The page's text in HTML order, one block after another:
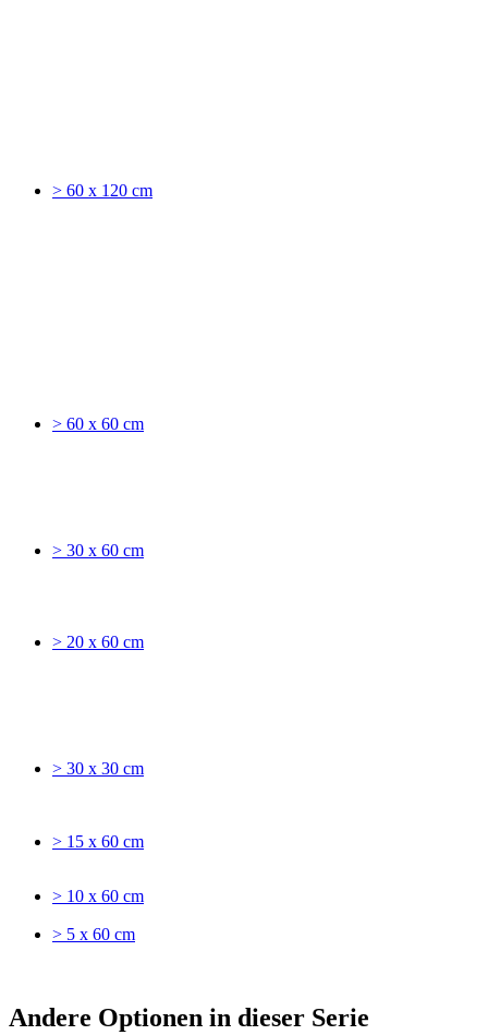
> 60 x 120 cm
> 60 x 60 cm
> 30 x 60 cm
> 20 x 60 cm
> 30 x 30 cm
> 15 x 60 cm
> 10 x 60 cm
> 5 x 60 cm
Andere Optionen in dieser Serie